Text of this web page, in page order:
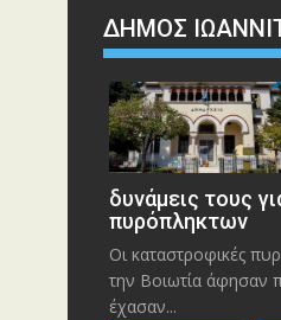
ΔΗΜΟΣ
δυνάμεις τους
πυρόπληκτων
Οι καταστροφικές
την Bοιωτία άφησαν
έχασαν...